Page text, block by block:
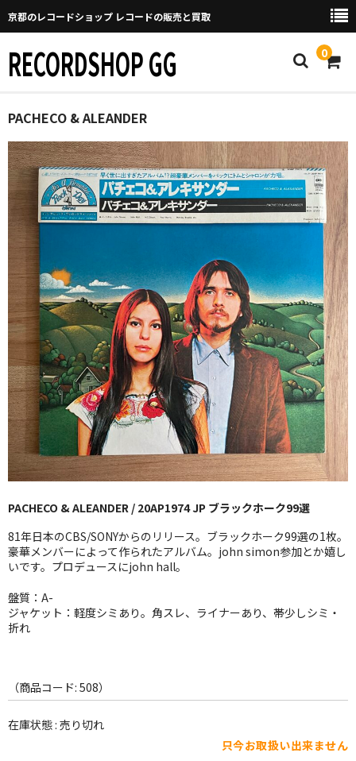
京都のレコードショップ レコードの販売と買取
RECORDSHOP GG 0
Home
マイページ
GGについて
買取について
取り置きなどについて
Categories
New Arrivals
新譜
GG RECORD （当店のレーベル）
全商品
JAZZ-US
BLUE NOTE
JAZZ-EU
JAZZ-JP
J-POP
FOLK,SSW
PACHECO & ALEANDER
PACHECO & ALEANDER / 20AP1974 JP ブラックホーク99選
81年日本のCBS/SONYからのリリース。ブラックホーク99選の1枚。
豪華メンバーによって作られたアルバム。john simon参加とか嬉し
いです。プロデュースにjohn hall。
盤質：A-
ジャケット：軽度シミあり。角スレ、ライナーあり、帯少しシミ・
折れ
（商品コード: 508）
在庫状態 : 売り切れ
只今お取扱い出来ません